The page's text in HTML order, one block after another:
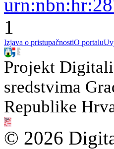
1
Izjava o pristupačnostiO portalu
Projekt
sredstvima
Republike
© 2026